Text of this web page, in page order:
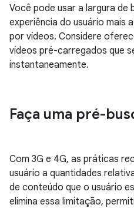
Você pode usar a largura
experiência do usuário
por vídeos. Considere
vídeos pré-carregados que
instantaneamente.
Faça uma pré-
Com 3G e 4G, as práticas
usuário a quantidades
de conteúdo que o usuário
elimina essa limitação,